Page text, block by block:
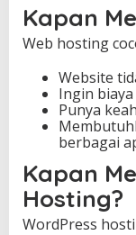
Kapan
Web hosting
Website
Ingin
Punya
berbagai
Kapan
Hosting?
WordPress